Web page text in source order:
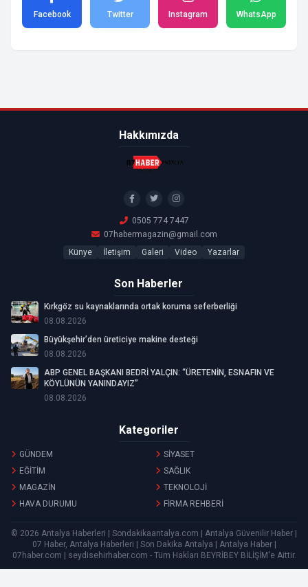
Facebook Twitter Instagram WhatsApp
Hakkımızda
0505 774 7447
07habermagazin@gmail.com
Künye
İletişim Galeri Video Yazarlar
Son Haberler
Kırkgöz su kaynaklarında ortak koruma seferberliği
08.08.2026
Büyükşehir’den üreticiye makine desteği
08.08.2026
ABP GENEL BAŞKANI BEDRİ YALÇIN: “ÜRETENİN, ESNAFIN VE
KÖYLÜNÜN YANINDAYIZ”
08.08.2026
Kategoriler
GÜNDEM
SİYASET
EĞİTİM
SAĞLIK
MAGAZİN
TEKNOLOJİ
HAVA DURUMU
FİRMA REHBERİ
© 2026 Antalya Haberleri | Sondakikaantalya.com | Antalya Güvenilir Haber |
07 Haber, Antalya Haberleri | Son Dakika Antalya | Antalya Haber |
07haber.com | seydisehirhaber.com - Tüm Hakları BEYRİBEY BİLİŞİM 'e Aittir.